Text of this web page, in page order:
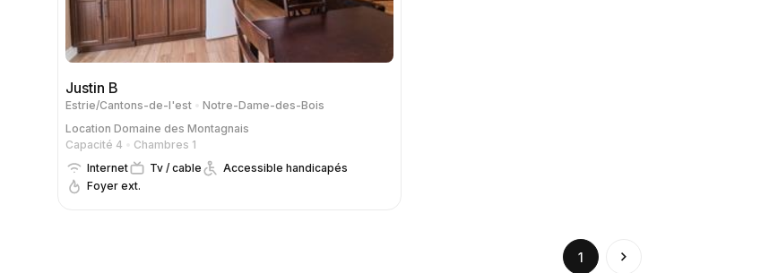
Justin B
Estrie/Cantons-de-l'est
Notre-Dame-des-Bois
Location Domaine des Montagnais
Capacité 4
Chambres 1
Internet
Tv / cable
Accessible handicapés
Foyer ext.
1
(current)